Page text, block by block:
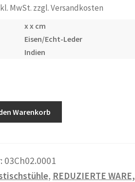
MwSt. zzgl. Versandkosten
x x cm
Eisen/Echt-Leder
Indien
Warenkorb
03Ch02.0001
, REDUZIERTE WARE,